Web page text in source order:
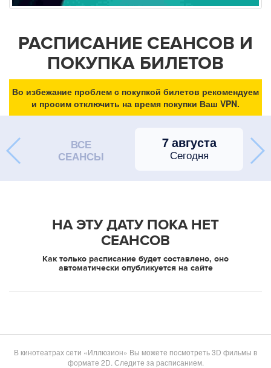
РАСПИСАНИЕ СЕАНСОВ И
ПОКУПКА БИЛЕТОВ
Во избежание проблем с покупкой билетов рекомендуем
и просим отключить на время покупки Ваш VPN.
ВСЕ
СЕАНСЫ
7 августа
Сегодня
НА ЭТУ ДАТУ ПОКА НЕТ
СЕАНСОВ
Как только расписание будет составлено, оно
автоматически опубликуется на сайте
В кинотеатрах сети «Иллюзион» Вы можете посмотреть 3D фильмы в
формате 2D. Следите за расписанием.